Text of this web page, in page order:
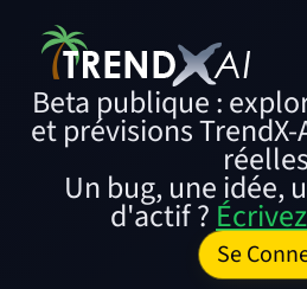
Beta publique :
et prévisions
réelles
Un bug, une idée,
d'actif ?
Se